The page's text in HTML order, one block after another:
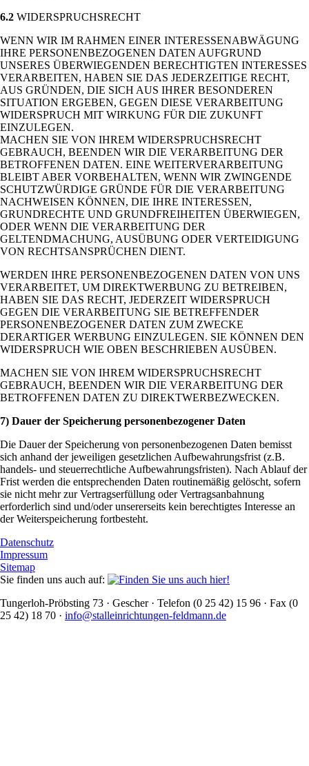
6.2 WIDERSPRUCHSRECHT
WENN WIR IM RAHMEN EINER INTERESSENABWÄGUNG
IHRE PERSONENBEZOGENEN DATEN AUFGRUND
UNSERES ÜBERWIEGENDEN BERECHTIGTEN INTERESSES
VERARBEITEN, HABEN SIE DAS JEDERZEITIGE RECHT,
AUS GRÜNDEN, DIE SICH AUS IHRER BESONDEREN
SITUATION ERGEBEN, GEGEN DIESE VERARBEITUNG
WIDERSPRUCH MIT WIRKUNG FÜR DIE ZUKUNFT
EINZULEGEN.
MACHEN SIE VON IHREM WIDERSPRUCHSRECHT
GEBRAUCH, BEENDEN WIR DIE VERARBEITUNG DER
BETROFFENEN DATEN. EINE WEITERVERARBEITUNG
BLEIBT ABER VORBEHALTEN, WENN WIR ZWINGENDE
SCHUTZWÜRDIGE GRÜNDE FÜR DIE VERARBEITUNG
NACHWEISEN KÖNNEN, DIE IHRE INTERESSEN,
GRUNDRECHTE UND GRUNDFREIHEITEN ÜBERWIEGEN,
ODER WENN DIE VERARBEITUNG DER
GELTENDMACHUNG, AUSÜBUNG ODER VERTEIDIGUNG
VON RECHTSANSPRÜCHEN DIENT.
WERDEN IHRE PERSONENBEZOGENEN DATEN VON UNS
VERARBEITET, UM DIREKTWERBUNG ZU BETREIBEN,
HABEN SIE DAS RECHT, JEDERZEIT WIDERSPRUCH
GEGEN DIE VERARBEITUNG SIE BETREFFENDER
PERSONENBEZOGENER DATEN ZUM ZWECKE
DERARTIGER WERBUNG EINZULEGEN. SIE KÖNNEN DEN
WIDERSPRUCH WIE OBEN BESCHRIEBEN AUSÜBEN.
MACHEN SIE VON IHREM WIDERSPRUCHSRECHT
GEBRAUCH, BEENDEN WIR DIE VERARBEITUNG DER
BETROFFENEN DATEN ZU DIREKTWERBEZWECKEN.
7) Dauer der Speicherung personenbezogener Daten
Die Dauer der Speicherung von personenbezogenen Daten bemisst
sich anhand der jeweiligen gesetzlichen Aufbewahrungsfrist (z.B.
handels- und steuerrechtliche Aufbewahrungsfristen). Nach Ablauf der
Frist werden die entsprechenden Daten routinemäßig gelöscht, sofern
sie nicht mehr zur Vertragserfüllung oder Vertragsanbahnung
erforderlich sind und/oder unsererseits kein berechtigtes Interesse an
der Weiterspeicherung fortbesteht.
Datenschutz
Impressum
Sitemap
Sie finden uns auch auf:
Tungerloh-Pröbsting 73 · Gescher · Telefon (0 25 42) 15 96 · Fax (0
25 42) 18 70 · info@stalleinrichtungen-feldmann.de